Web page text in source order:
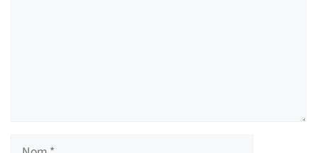
Nom